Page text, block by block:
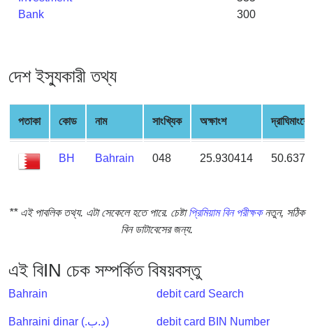
from
Card
Checker
Service
What
Address
Lookup
IP
Checker
Bank
300
দেশ ইস্যুকারী তথ্য
পতাকা কোড নাম সাংখ্যিক অক্ষাংশ দ্রাঘিমাংশের
BH Bahrain 048 25.930414
** এই পাবলিক তথ্য. এটা সেকেলে হতে পারে. চেষ্টাপ্রিমিয়াম বিন পরীক্ষকনতুন, সঠিক
বিন ডাটাবেসের জন্য.
এই বিIN চেক সম্পর্কিত বিষয়বস্তু
Bahrain
Bahraini dinar (.د.ب)
debit card Search
debit card BIN Number